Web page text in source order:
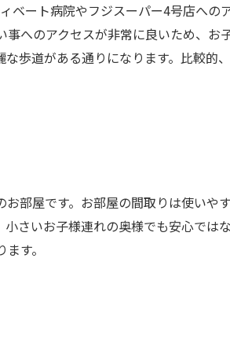
ベート病院やフジスーパー4号店への
へのアクセスが非常に良いため、お
歩道がある通りになります。比較的
部屋です。お部屋の間取りは使いや
さいお子様連れの奥様でも安心では
す。